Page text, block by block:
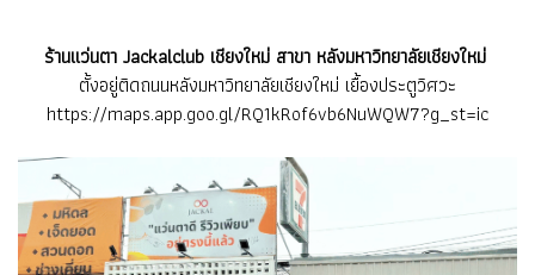
ร้านแว่นตา Jackalclub เชียงใหม่ สาขา หลังมหาวิทยาลัยเชียงใหม่
ตั้งอยู่ติดถนนหลังมหาวิทยาลัยเชียงใหม่ เยื้องประตูวิศวะ
https://maps.app.goo.gl/RQ1kRof6vb6NuWQW7?g_st=ic